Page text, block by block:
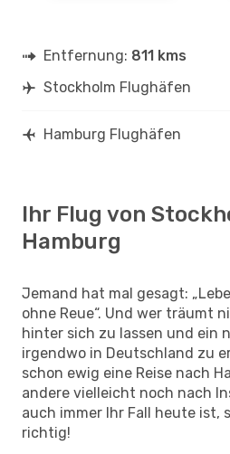
Entfernung: 811 kms
Stockholm Flughäfen
Hamburg Flughäfen
Ihr Flug von
Hamburg
Jemand hat mal gesagt:
ohne Reue“. Und wer träumt
hinter sich zu lassen und ein
irgendwo in Deutschland zu
schon ewig eine Reise nach
andere vielleicht noch nach
auch immer Ihr Fall heute ist,
richtig!